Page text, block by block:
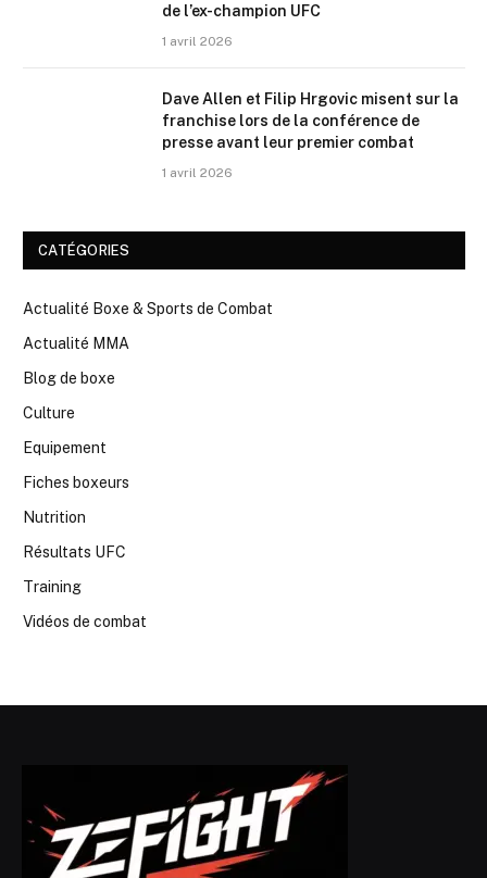
de l’ex-champion UFC
1 avril 2026
Dave Allen et Filip Hrgovic misent sur la
franchise lors de la conférence de
presse avant leur premier combat
1 avril 2026
CATÉGORIES
Actualité Boxe & Sports de Combat
Actualité MMA
Blog de boxe
Culture
Equipement
Fiches boxeurs
Nutrition
Résultats UFC
Training
Vidéos de combat